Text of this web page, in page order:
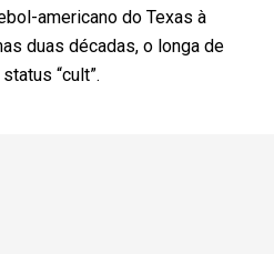
americano do Texas à
duas décadas, o longa de
“cult”.